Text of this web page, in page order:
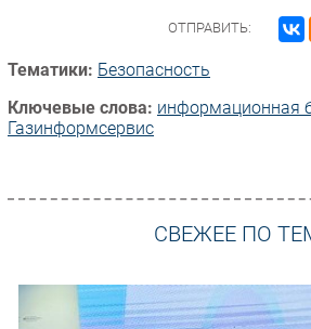
ОТПРАВИТЬ:
Тематики: Безопасность
Ключевые слова: информационная
Газинформсервис
СВЕЖЕЕ ПО